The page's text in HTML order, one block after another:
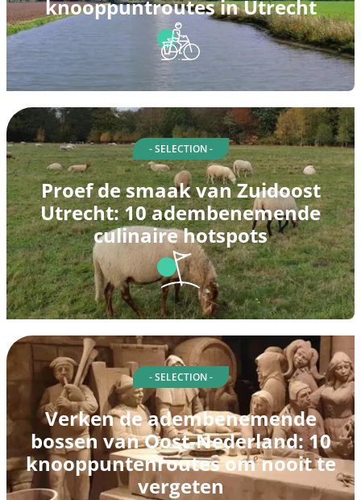
knooppuntroutes in Utrecht
- SELECTION -
Proef de smaak van Zuidoost
Utrecht: 10 adembenemende
culinaire hotspots
- SELECTION -
Verken de adembenemende
bossen van Oost-Nederland: 10
knooppuntenroutes om nooit te
vergeten